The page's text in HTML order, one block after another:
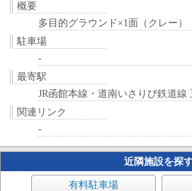
概要
多目的グラウンド×1面（クレー）
駐車場
-
最寄駅
JR函館本線・道南いさりび鉄道線
関連リンク
-
近隣施設を探
有料駐車場